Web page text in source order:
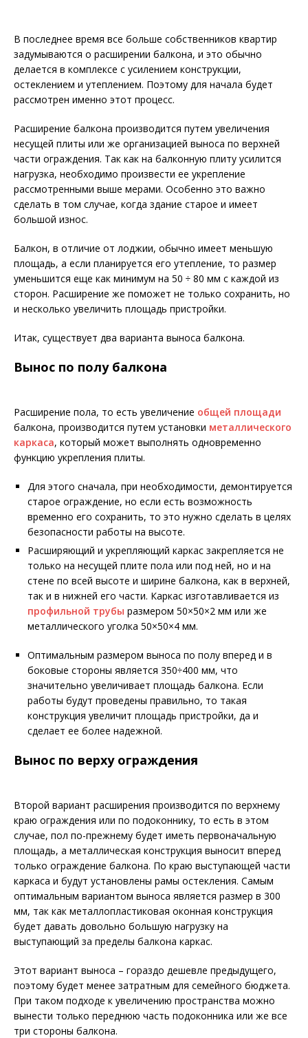
В последнее время все больше собственников квартир
задумываются о расширении балкона, и это обычно
делается в комплексе с усилением конструкции,
остеклением и утеплением. Поэтому для начала будет
рассмотрен именно этот процесс.
Расширение балкона производится путем увеличения
несущей плиты или же организацией выноса по верхней
части ограждения. Так как на балконную плиту усилится
нагрузка, необходимо произвести ее укрепление
рассмотренными выше мерами. Особенно это важно
сделать в том случае, когда здание старое и имеет
большой износ.
Балкон, в отличие от лоджии, обычно имеет меньшую
площадь, а если планируется его утепление, то размер
уменьшится еще как минимум на 50 ÷ 80 мм с каждой из
сторон. Расширение же поможет не только сохранить, но
и несколько увеличить площадь пристройки.
Итак, существует два варианта выноса балкона.
Вынос по полу балкона
Расширение пола, то есть увеличение общей площади
балкона, производится путем установки металлического
каркаса, который может выполнять одновременно
функцию укрепления плиты.
Для этого сначала, при необходимости, демонтируется
старое ограждение, но если есть возможность
временно его сохранить, то это нужно сделать в целях
безопасности работы на высоте.
Расширяющий и укрепляющий каркас закрепляется не
только на несущей плите пола или под ней, но и на
стене по всей высоте и ширине балкона, как в верхней,
так и в нижней его части. Каркас изготавливается из
профильной трубы размером 50×50×2 мм или же
металлического уголка 50×50×4 мм.
Оптимальным размером выноса по полу вперед и в
боковые стороны является 350÷400 мм, что
значительно увеличивает площадь балкона. Если
работы будут проведены правильно, то такая
конструкция увеличит площадь пристройки, да и
сделает ее более надежной.
Вынос по верху ограждения
Второй вариант расширения производится по верхнему
краю ограждения или по подоконнику, то есть в этом
случае, пол по-прежнему будет иметь первоначальную
площадь, а металлическая конструкция выносит вперед
только ограждение балкона. По краю выступающей части
каркаса и будут установлены рамы остекления. Самым
оптимальным вариантом выноса является размер в 300
мм, так как металлопластиковая оконная конструкция
будет давать довольно большую нагрузку на
выступающий за пределы балкона каркас.
Этот вариант выноса – гораздо дешевле предыдущего,
поэтому будет менее затратным для семейного бюджета.
При таком подходе к увеличению пространства можно
вынести только переднюю часть подоконника или же все
три стороны балкона.